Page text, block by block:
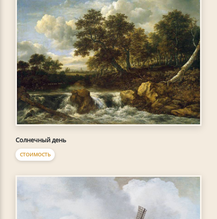
Солнечный день
СТОИМОСТЬ